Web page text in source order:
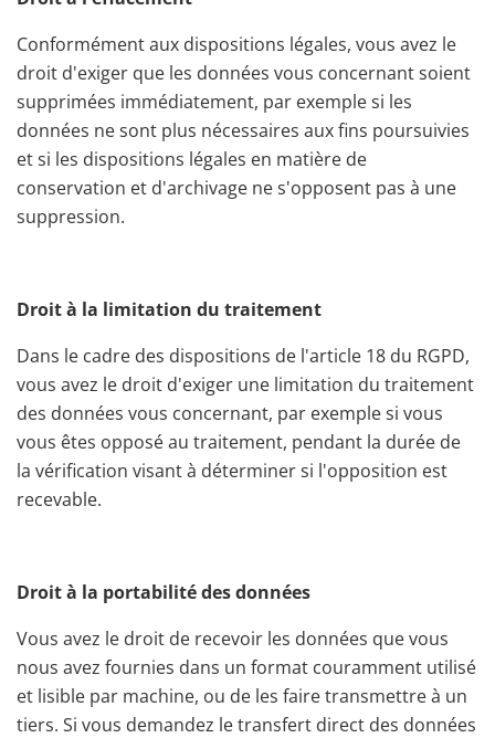
Conformément aux dispositions légales, vous avez le
droit d'exiger que les données vous concernant soient
supprimées immédiatement, par exemple si les
données ne sont plus nécessaires aux fins poursuivies
et si les dispositions légales en matière de
conservation et d'archivage ne s'opposent pas à une
suppression.
Droit à la limitation du traitement
Dans le cadre des dispositions de l'article 18 du RGPD,
vous avez le droit d'exiger une limitation du traitement
des données vous concernant, par exemple si vous
vous êtes opposé au traitement, pendant la durée de
la vérification visant à déterminer si l'opposition est
recevable.
Droit à la portabilité des données
Vous avez le droit de recevoir les données que vous
nous avez fournies dans un format couramment utilisé
et lisible par machine, ou de les faire transmettre à un
tiers. Si vous demandez le transfert direct des données